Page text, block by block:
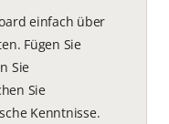
einfach über
Fügen Sie
Sie
Sie
Kenntnisse.